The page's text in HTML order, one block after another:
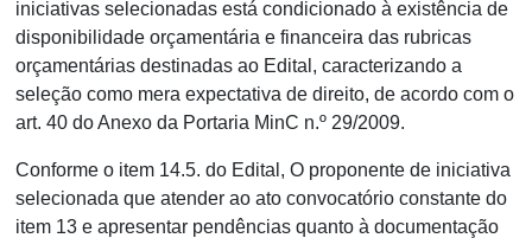
iniciativas selecionadas está condicionado à existência de
disponibilidade orçamentária e financeira das rubricas
orçamentárias destinadas ao Edital, caracterizando a
seleção como mera expectativa de direito, de acordo com o
art. 40 do Anexo da Portaria MinC n.º 29/2009.
Conforme o item 14.5. do Edital, O proponente de iniciativa
selecionada que atender ao ato convocatório constante do
item 13 e apresentar pendências quanto à documentação